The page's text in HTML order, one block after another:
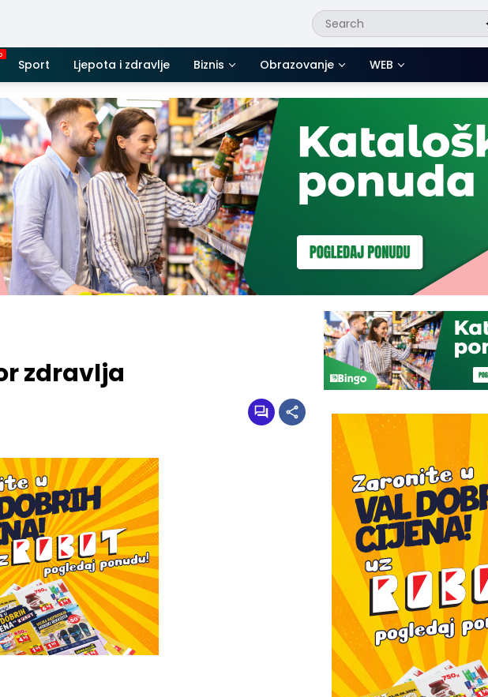
Sport Ljepota i zdravlje Biznis Obrazovanje WEB
zdravlja